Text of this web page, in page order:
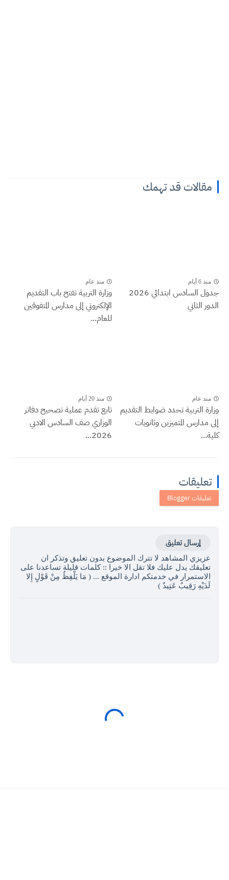
مقالات قد تهمك
منذ 6 أيام
جدول السادس ابتدائي 2026
الدور الثاني
منذ عام
وزارة التربية تفتح باب التقديم
الإلكتروني إلى مدارس المتفوقين
للعام...
منذ عام
وزارة التربية تحدد ضوابط التقديم
إلى مدارس المتميزين وثانويات
كلية...
منذ 20 أيام
تابع تقدم عملية تصحيح دفاتر
الوزاري صف السادس الادبي
2026...
تعليقات
إرسال تعليق
عزيزي المشاهد لا تترك الموضوع بدون تعليق وتذكر ان
تعليقك يدل عليك فلا تقل الا خيرا :: كلمات قليلة تساعدنا على
الاستمرار في خدمتكم ادارة الموقع ... ( مَا يَلْفِظُ مِنْ قَوْلٍ إِلا
لَدَيْهِ رَقِيبٌ عَتِيدٌ )